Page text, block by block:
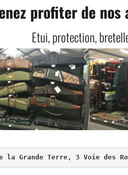
profiter de nos
Etui, protection,
la Grande Terre, 3 Voie des